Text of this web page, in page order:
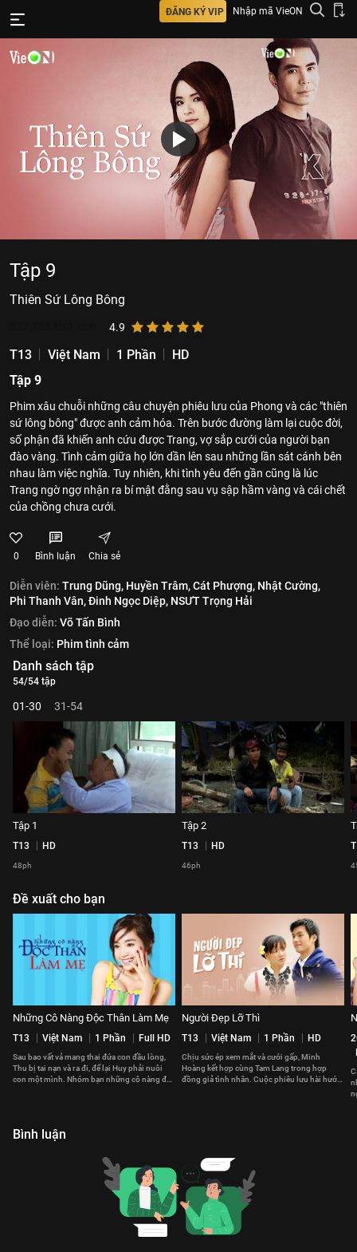
ĐĂNG KÝ VIP Nhập mã VieON
Tập 9
Thiên Sứ Lông Bông
4.9
T13 Việt Nam 1 Phần
HD
Tập 9
Phim xâu chuỗi những câu chuyện phiêu lưu của Phong và các "thiên
sứ lông bông" được anh cảm hóa. Trên bước đường làm lại cuộc đời,
số phận đã khiến anh cứu được Trang, vợ sắp cưới của người bạn
đào vàng. Tình cảm giữa họ lớn dần lên sau những lần sát cánh bên
nhau làm việc nghĩa. Tuy nhiên, khi tình yêu đến gần cũng là lúc
Trang ngờ ngợ nhận ra bí mật đằng sau vụ sập hầm vàng và cái chết
của chồng chưa cưới.
0 Bình luận Chia sẻ
Diễn viên: Trung Dũng, Huyền Trâm,Cát Phượng, Nhật Cường,
Phi Thanh Vân,Đinh Ngọc Diệp, NSƯT Trọng Hải
Đạo diễn: Võ Tấn Bình
Thể loại: Phim tình cảm
Danh sách tập
54/54 tập
01-30 31-54
Tập 1
T13 HD
48ph
Tập 2
T13 HD
46ph
Đề xuất cho bạn
Những Cô Nàng Độc Thân Làm Mẹ
T13 Việt Nam 1 Phần Full HD
Sau bao vất vả mang thai đứa con đầu lòng,
Thu bị tai nạn và ra đi, để lại Huy phải nuôi
con một mình. Nhóm bạn những cô nàng độc
Người Đẹp Lỡ Thì
T13 Việt Nam 1 Phần HD
Chịu sức ép xem mắt và cưới gấp, Minh
Hoàng kết hợp cùng Tam Lang trong hợp
đồng giả tình nhân. Cuộc phiêu lưu hài hước,
Bình luận